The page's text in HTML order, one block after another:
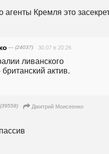
агенты Кремля это
— (24037) 30.07 в 20:26
ливанского
актив.
Дмитрий Моисеенко